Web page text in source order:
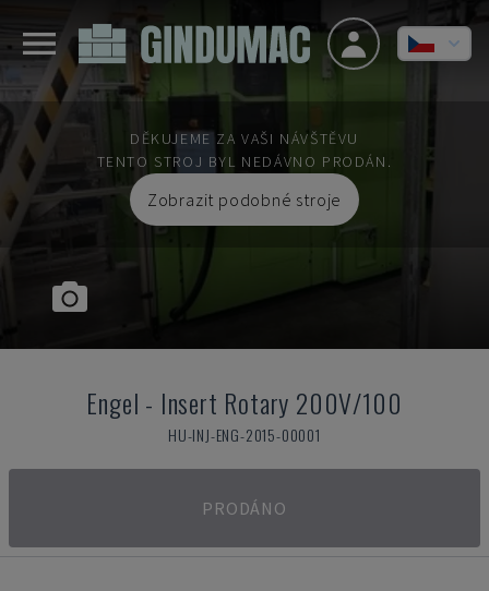
DĚKUJEME ZA VAŠI NÁVŠTĚVU
TENTO STROJ BYL NEDÁVNO PRODÁN.
Zobrazit podobné stroje
Engel - Insert Rotary 200V/100
HU-INJ-ENG-2015-00001
PRODÁNO